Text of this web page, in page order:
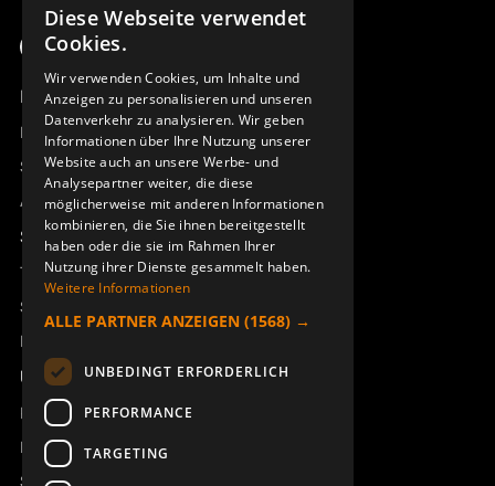
Produktübersicht
Remotus
Sesam
Access_Ctrl
Support
Technischer Support
Service buchen
Handbücher und Videoanleitungen
Über Åkerströms
Kontakt
Neuigkeiten
SWEDISH
DEUTSCH
Diese Webseite verwendet
Cookies.
Wir verwenden Cookies, um Inhalte und
Anzeigen zu personalisieren und unseren
Datenverkehr zu analysieren. Wir geben
Informationen über Ihre Nutzung unserer
Website auch an unsere Werbe- und
Analysepartner weiter, die diese
möglicherweise mit anderen Informationen
kombinieren, die Sie ihnen bereitgestellt
haben oder die sie im Rahmen Ihrer
Nutzung ihrer Dienste gesammelt haben.
Weitere Informationen
ALLE PARTNER ANZEIGEN (1568) →
UNBEDINGT ERFORDERLICH
PERFORMANCE
TARGETING